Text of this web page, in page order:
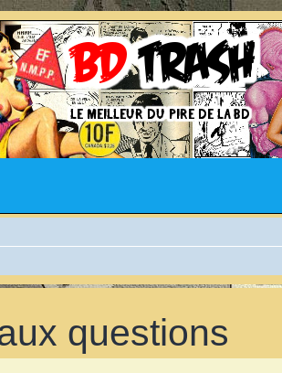
questions